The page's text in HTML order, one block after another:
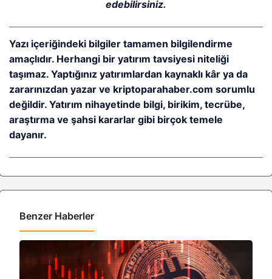
edebilirsiniz.
Yazı içeriğindeki bilgiler tamamen bilgilendirme
amaçlıdır. Herhangi bir yatırım tavsiyesi niteliği
taşımaz. Yaptığınız yatırımlardan kaynaklı kâr ya da
zararınızdan yazar ve kriptoparahaber.com sorumlu
değildir. Yatırım nihayetinde bilgi, birikim, tecrübe,
araştırma ve şahsi kararlar gibi birçok temele
dayanır.
Benzer Haberler